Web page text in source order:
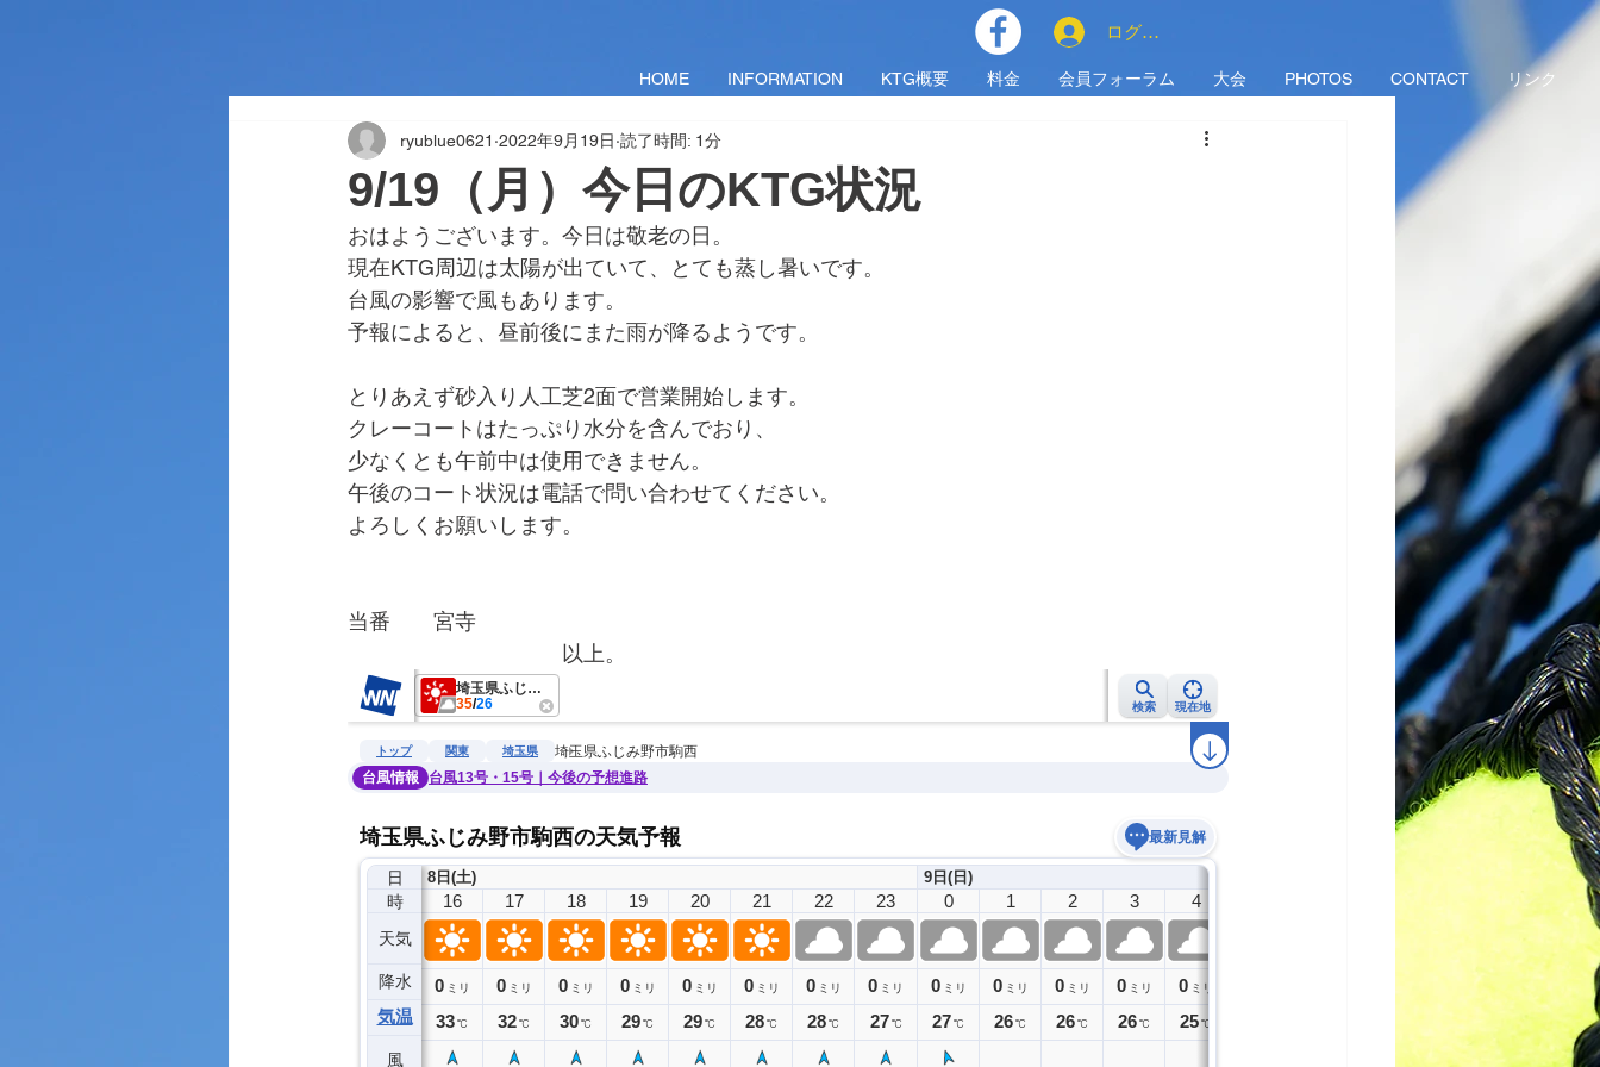
HOME INFORMATION KTG概要 料金 会員フォーラム 大会 PHOTOS CONTACT リンク
ログイン
9/19（月）今日のKTG状況
ryublue0621 2022年9月19日 読了時間: 1分
おはようございます。今日は敬老の日。
現在KTG周辺は太陽が出ていて、とても蒸し暑いです。
台風の影響で風もあります。
予報によると、昼前後にまた雨が降るようです。
とりあえず砂入り人工芝2面で営業開始します。
クレーコートはたっぷり水分を含んでおり、
少なくとも午前中は使用できません。
午後のコート状況は電話で問い合わせてください。
よろしくお願いします。
当番　　宮寺
以上。